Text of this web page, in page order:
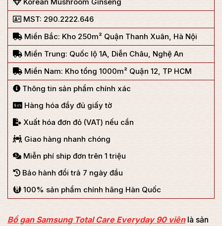
Korean Mushroom Ginseng
MST: 290.2222.646
Miền Bắc: Kho 250m² Quận Thanh Xuân, Hà Nội
Miền Trung: Quốc lộ 1A, Diễn Châu, Nghệ An
Miền Nam: Kho tổng 1000m² Quận 12, TP HCM
Thông tin sản phẩm chính xác
Hàng hóa đầy đủ giấy tờ
Xuất hóa đơn đỏ (VAT) nếu cần
Giao hàng nhanh chóng
Miễn phí ship đơn trên 1 triệu
Bảo hành đổi trả 7 ngày đầu
100% sản phẩm chính hãng Hàn Quốc
Bổ gan Samsung Total Care Everyday 90 viênlà sản